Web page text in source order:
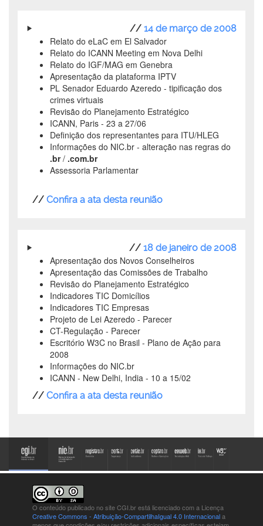
// 14 de março de 2008
Relato do eLaC em El Salvador
Relato do ICANN Meeting em Nova Delhi
Relato do IGF/MAG em Genebra
Apresentação da plataforma IPTV
PL Senador Eduardo Azeredo - tipificação dos
crimes virtuais
Revisão do Planejamento Estratégico
ICANN, Paris - 23 a 27/06
Definição dos representantes para ITU/HLEG
Informações do NIC.br - alteração nas regras do
.br/ .com.br
Assessoria Parlamentar
// Confira a ata desta reunião
// 18 de janeiro de 2008
Apresentação dos Novos Conselheiros
Apresentação das Comissões de Trabalho
Revisão do Planejamento Estratégico
Indicadores TIC Domicílios
Indicadores TIC Empresas
Projeto de Lei Azeredo - Parecer
CT-Regulação - Parecer
Escritório W3C no Brasil - Plano de Ação para
2008
Informações do NIC.br
ICANN - New Delhi, India - 10 a 15/02
// Confira a ata desta reunião
O conteúdo publicado no site CGI.br está licenciado com a Licença
Creative Commons - Atribuição-CompartilhaIgual 4.0 Internacionala